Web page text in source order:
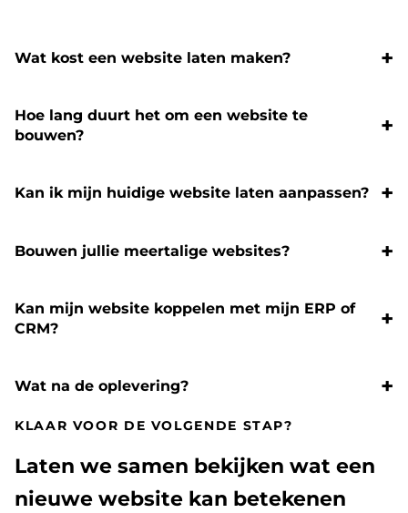
Wat kost een website laten maken?
Hoe lang duurt het om een website te
bouwen?
Kan ik mijn huidige website laten aanpassen?
Bouwen jullie meertalige websites?
Kan mijn website koppelen met mijn ERP of
CRM?
Wat na de oplevering?
KLAAR VOOR DE VOLGENDE STAP?
Laten we samen bekijken wat een
nieuwe website kan betekenen